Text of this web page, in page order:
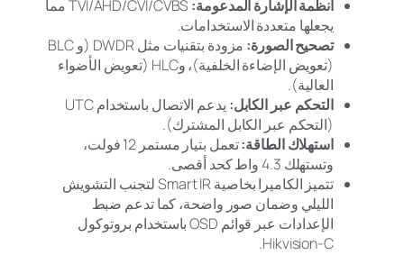
أنظمة الإشارة المدعومة:
TVI/AHD/CVI/CVBS مما
يجعلها متعددة الاستخدامات.
تصحيح الصورة:
مزودة بتقنيات مثل DWDR (و BLC
(تعويض الإضاءة الخلفية)، وHLC (تعويض الأضواء
العالية).
التحكم عبر الكابل:
يدعم الاتصال باستخدام UTC
(التحكم عبر الكابل المشترك).
استهلاك الطاقة:
تعمل بتيار مستمر 12 فولت،
وتستهلك 4.3 واط كحد أقصى.
تتميز الكاميرا بخاصية Smart IR لتجنب التشويش
الليلي وضمان صور واضحة، كما تدعم ضبط
الإعدادات عبر قوائم OSD باستخدام بروتوكول
Hikvision-C.